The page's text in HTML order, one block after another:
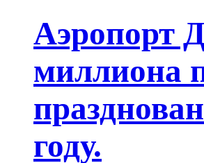
Аэропорт
миллиона
году.